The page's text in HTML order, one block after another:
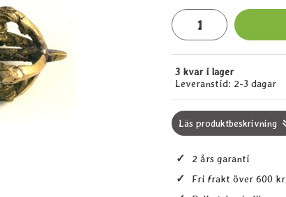
antal
Tillgänglighet:
3 kvar i lager
Leveranstid: 2-3 dagar
Läs produktbeskrivning
✓ 2 års garanti
✓ Fri frakt över 600 kr